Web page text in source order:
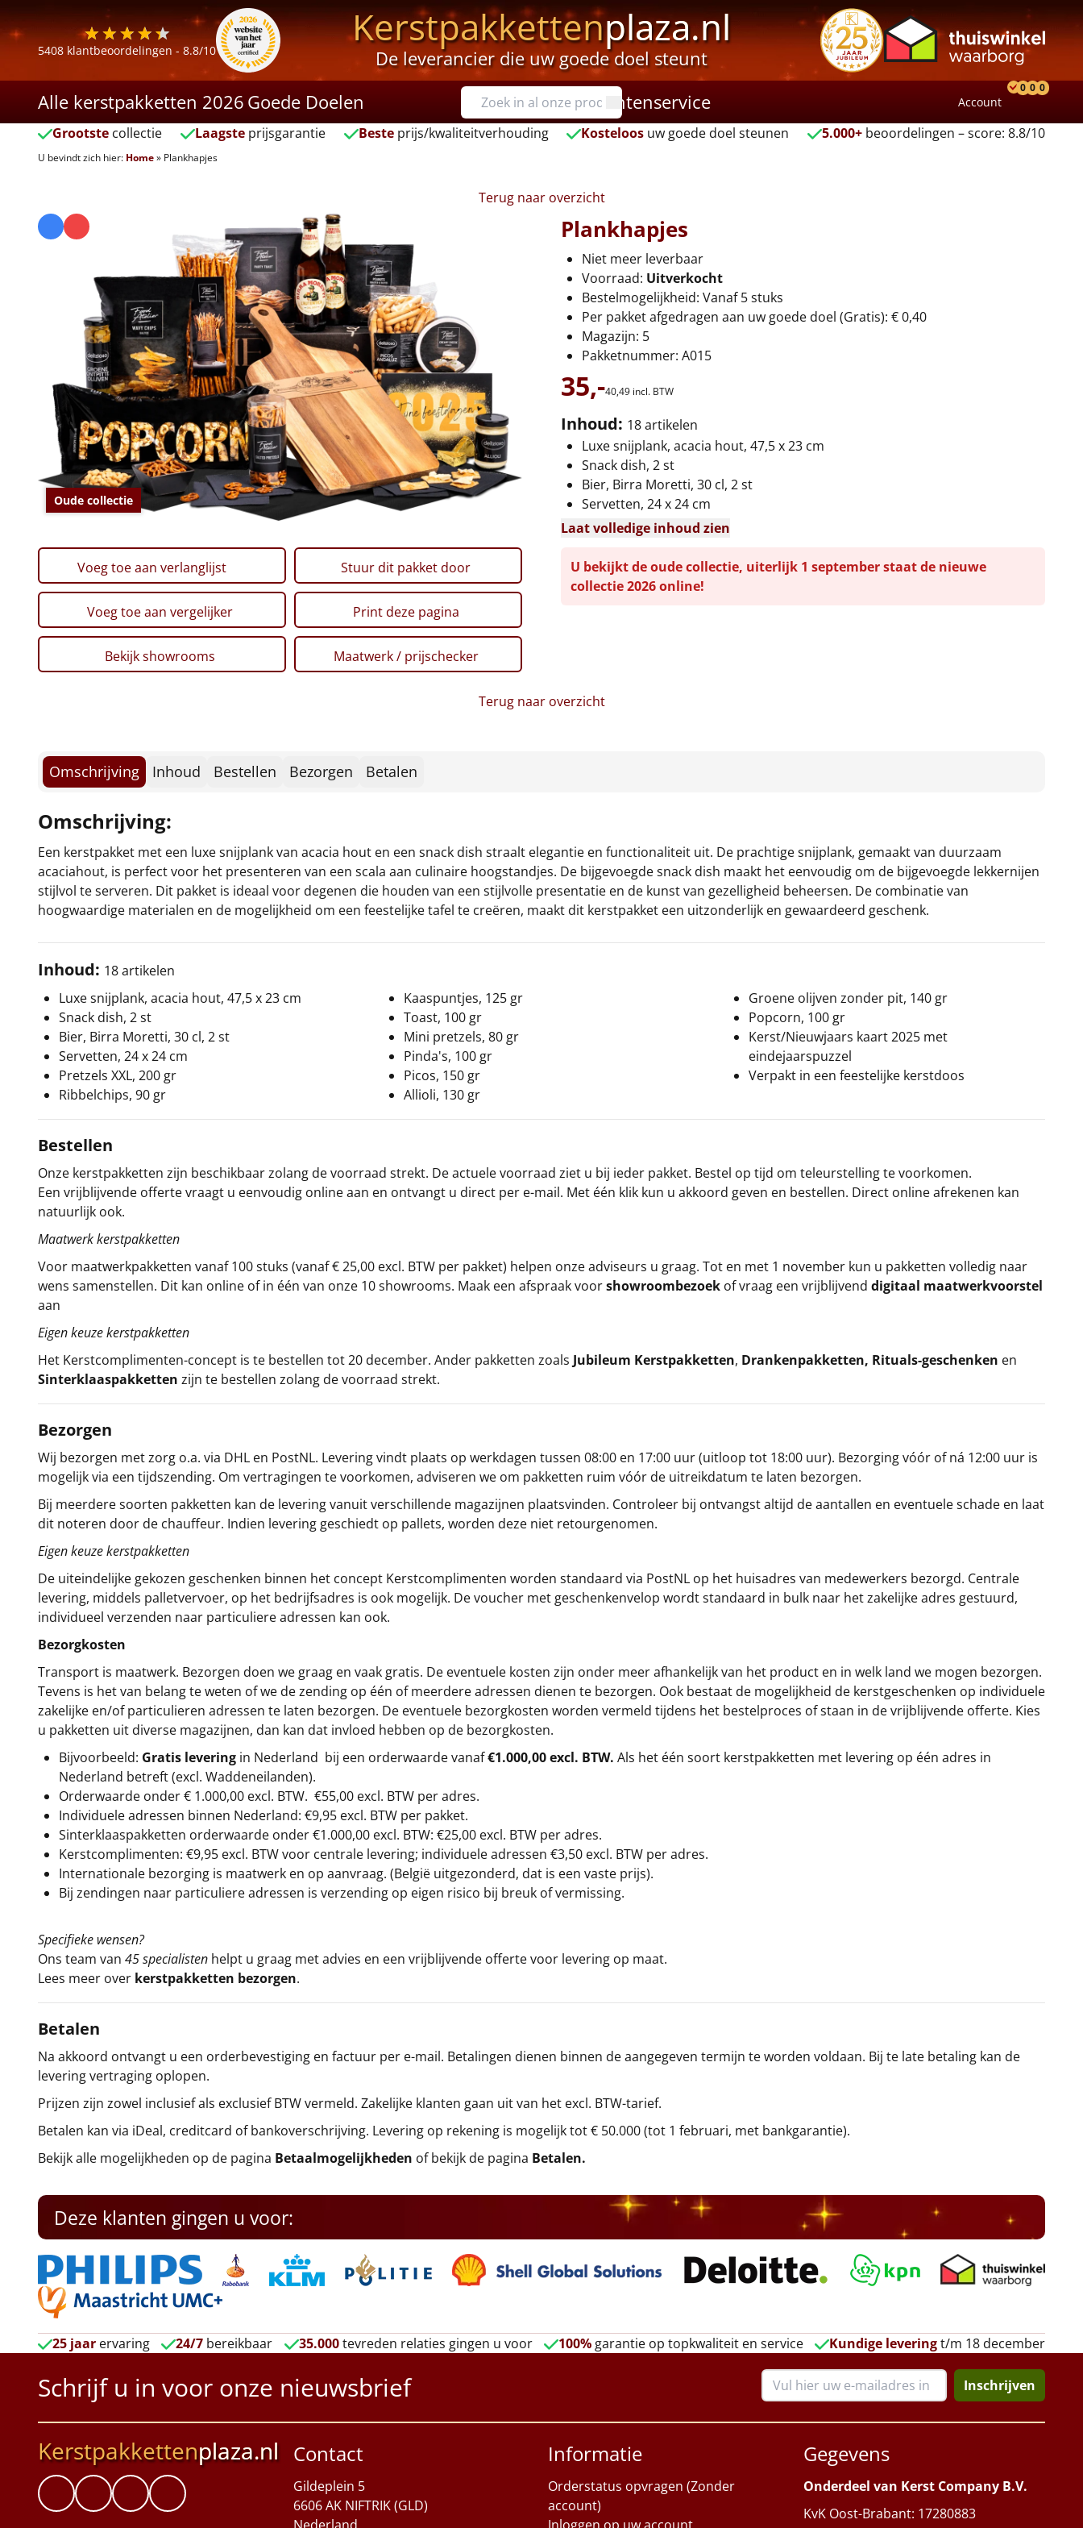
5408 klantbeoordelingen - 8.8/10 Kerstpakkettenplaza.nl
De leverancier die uw goede doel steunt
Alle kerstpakketten 2026 Goede Doelen Klantenservice Account
0 0 0
Grootste collectie Laagsteprijsgarantie Besteprijs/kwaliteitverhouding Kosteloos uw goede doel steunen 5.000+ beoordelingen – score: 8.8/10
U bevindt zich hier: Home» Plankhapjes
Terug naar overzicht
Oude collectie
Plankhapjes
Niet meer leverbaar
Voorraad: Uitverkocht
Bestelmogelijkheid: Vanaf 5 stuks
Per pakket afgedragen aan uw goede doel (Gratis): € 0,40
Magazijn: 5
Pakketnummer: A015
35,-40,49 incl. BTW
Inhoud: 18 artikelen
Luxe snijplank, acacia hout, 47,5 x 23 cm
Snack dish, 2 st
Bier, Birra Moretti, 30 cl, 2 st
Servetten, 24 x 24 cm
Laat volledige inhoud zien
Voeg toe aan verlanglijst Stuur dit pakket door
Voeg toe aan vergelijker Print deze pagina
Bekijk showrooms Maatwerk / prijschecker
U bekijkt de oude collectie, uiterlijk 1 september staat de nieuwe
collectie 2026 online!
Terug naar overzicht
Omschrijving Inhoud Bestellen Bezorgen Betalen
Omschrijving:
Een kerstpakket met een luxe snijplank van acacia hout en een snack dish straalt elegantie en functionaliteit uit. De prachtige snijplank, gemaakt van duurzaam
acaciahout, is perfect voor het presenteren van een scala aan culinaire hoogstandjes. De bijgevoegde snack dish maakt het eenvoudig om de bijgevoegde lekkernijen
stijlvol te serveren. Dit pakket is ideaal voor degenen die houden van een stijlvolle presentatie en de kunst van gezelligheid beheersen. De combinatie van
hoogwaardige materialen en de mogelijkheid om een feestelijke tafel te creëren, maakt dit kerstpakket een uitzonderlijk en gewaardeerd geschenk.
Inhoud: 18 artikelen
Luxe snijplank, acacia hout, 47,5 x 23 cm
Snack dish, 2 st
Bier, Birra Moretti, 30 cl, 2 st
Servetten, 24 x 24 cm
Pretzels XXL, 200 gr
Ribbelchips, 90 gr
Kaaspuntjes, 125 gr
Toast, 100 gr
Mini pretzels, 80 gr
Pinda's, 100 gr
Picos, 150 gr
Allioli, 130 gr
Groene olijven zonder pit, 140 gr
Popcorn, 100 gr
Kerst/Nieuwjaars kaart 2025 met
eindejaarspuzzel
Verpakt in een feestelijke kerstdoos
Bestellen
Onze kerstpakketten zijn beschikbaar zolang de voorraad strekt. De actuele voorraad ziet u bij ieder pakket. Bestel op tijd om teleurstelling te voorkomen.
Een vrijblijvende offerte vraagt u eenvoudig online aan en ontvangt u direct per e-mail. Met één klik kun u akkoord geven en bestellen. Direct online afrekenen kan
natuurlijk ook.
Maatwerk kerstpakketten
Voor maatwerkpakketten vanaf 100 stuks (vanaf € 25,00 excl. BTW per pakket) helpen onze adviseurs u graag. Tot en met 1 november kun u pakketten volledig naar
wens samenstellen. Dit kan online of in één van onze 10 showrooms. Maak een afspraak voorshowroombezoek of vraag een vrijblijvend digitaal maatwerkvoorstel
aan
Eigen keuze kerstpakketten
Het Kerstcomplimenten-concept is te bestellen tot 20 december. Ander pakketten zoals Jubileum Kerstpakketten, Drankenpakketten, Rituals-geschenken en
Sinterklaaspakketten zijn te bestellen zolang de voorraad strekt.
Bezorgen
Wij bezorgen met zorg o.a. via DHL en PostNL. Levering vindt plaats op werkdagen tussen 08:00 en 17:00 uur (uitloop tot 18:00 uur). Bezorging vóór of ná 12:00 uur is
mogelijk via een tijdszending. Om vertragingen te voorkomen, adviseren we om pakketten ruim vóór de uitreikdatum te laten bezorgen.
Bij meerdere soorten pakketten kan de levering vanuit verschillende magazijnen plaatsvinden. Controleer bij ontvangst altijd de aantallen en eventuele schade en laat
dit noteren door de chauffeur. Indien levering geschiedt op pallets, worden deze niet retourgenomen.
Eigen keuze kerstpakketten
De uiteindelijke gekozen geschenken binnen het concept Kerstcomplimenten worden standaard via PostNL op het huisadres van medewerkers bezorgd. Centrale
levering, middels palletvervoer, op het bedrijfsadres is ook mogelijk. De voucher met geschenkenvelop wordt standaard in bulk naar het zakelijke adres gestuurd,
individueel verzenden naar particuliere adressen kan ook.
Bezorgkosten
Transport is maatwerk. Bezorgen doen we graag en vaak gratis. De eventuele kosten zijn onder meer afhankelijk van het product en in welk land we mogen bezorgen.
Tevens is het van belang te weten of we de zending op één of meerdere adressen dienen te bezorgen. Ook bestaat de mogelijkheid de kerstgeschenken op individuele
zakelijke en/of particulieren adressen te laten bezorgen. De eventuele bezorgkosten worden vermeld tijdens het bestelproces of staan in de vrijblijvende offerte. Kies
u pakketten uit diverse magazijnen, dan kan dat invloed hebben op de bezorgkosten.
Bijvoorbeeld: Gratis levering in Nederland bij een orderwaarde vanaf€1.000,00 excl. BTW. Als het één soort kerstpakketten met levering op één adres in
Nederland betreft (excl. Waddeneilanden).
Orderwaarde onder € 1.000,00 excl. BTW. €55,00 excl. BTW per adres.
Individuele adressen binnen Nederland: €9,95 excl. BTW per pakket.
Sinterklaaspakketten orderwaarde onder €1.000,00 excl. BTW: €25,00 excl. BTW per adres.
Kerstcomplimenten: €9,95 excl. BTW voor centrale levering; individuele adressen €3,50 excl. BTW per adres.
Internationale bezorging is maatwerk en op aanvraag. (België uitgezonderd, dat is een vaste prijs).
Bij zendingen naar particuliere adressen is verzending op eigen risico bij breuk of vermissing.
Specifieke wensen?
Ons team van 45 specialisten helpt u graag met advies en een vrijblijvende offerte voor levering op maat.
Lees meer over kerstpakketten bezorgen.
Betalen
Na akkoord ontvangt u een orderbevestiging en factuur per e-mail. Betalingen dienen binnen de aangegeven termijn te worden voldaan. Bij te late betaling kan de
levering vertraging oplopen.
Prijzen zijn zowel inclusief als exclusief BTW vermeld. Zakelijke klanten gaan uit van het excl. BTW-tarief.
Betalen kan via iDeal, creditcard of bankoverschrijving. Levering op rekening is mogelijk tot € 50.000 (tot 1 februari, met bankgarantie).
Bekijk alle mogelijkheden op de pagina Betaalmogelijkheden of bekijk de pagina Betalen.
Deze klanten gingen u voor:
25 jaar ervaring 24/7 bereikbaar 35.000tevreden relaties gingen u voor 100%garantie op topkwaliteit en service Kundige leveringt/m 18 december
Schrijf u in voor onze nieuwsbrief Inschrijven
Kerstpakkettenplaza.nl Contact
Gildeplein 5
6606 AK NIFTRIK (GLD)
Informatie
Orderstatus opvragen (Zonder
account)
Gegevens
Onderdeel van Kerst Company B.V.
KvK Oost-Brabant: 17280883